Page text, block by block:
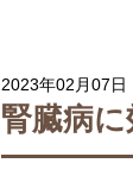
2023年02月07日
腎臓病